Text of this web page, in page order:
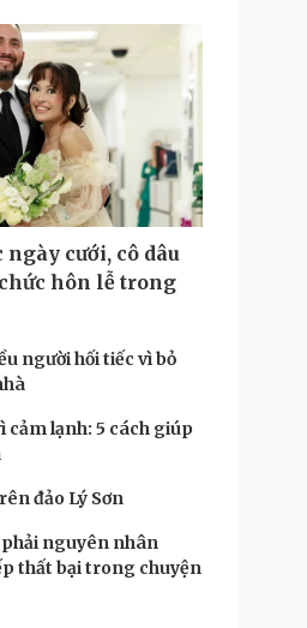
Giá cà phê
nghệ
Sành điệu
Tin Công nghệ
Trải nghiệm
Chuyển đổi số
Cửa sổ tình yêu
Kể chuyện cho bé
cưới, cô dâu
hôn lễ trong
người hối tiếc vì bỏ
cảm lạnh: 5 cách giúp
đảo Lý Sơn
nguyên nhân
thất bại trong chuyện